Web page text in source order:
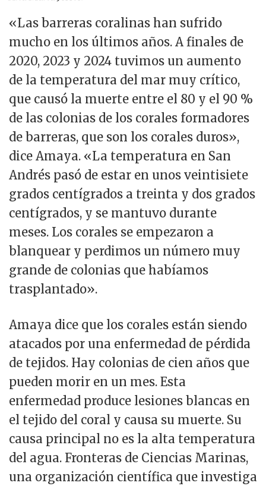
«Las barreras coralinas han sufrido
mucho en los últimos años. A finales de
2020, 2023 y 2024 tuvimos un aumento
de la temperatura del mar muy crítico,
que causó la muerte entre el 80 y el 90 %
de las colonias de los corales formadores
de barreras, que son los corales duros»,
dice Amaya. «La temperatura en San
Andrés pasó de estar en unos veintisiete
grados centígrados a treinta y dos grados
centígrados, y se mantuvo durante
meses. Los corales se empezaron a
blanquear y perdimos un número muy
grande de colonias que habíamos
trasplantado».
Amaya dice que los corales están siendo
atacados por una enfermedad de pérdida
de tejidos. Hay colonias de cien años que
pueden morir en un mes. Esta
enfermedad produce lesiones blancas en
el tejido del coral y causa su muerte. Su
causa principal no es la alta temperatura
del agua. Fronteras de Ciencias Marinas,
una organización científica que investiga